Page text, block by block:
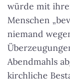
würde mit
Menschen
niemand
Abendmahls
kirchliche